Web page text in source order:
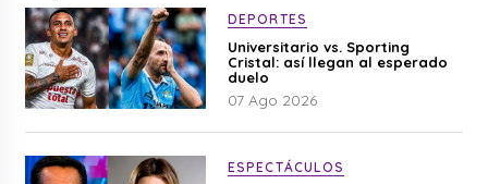
DEPORTES
Universitario vs. Sporting
Cristal: así llegan al esperado
duelo
07 Ago 2026
ESPECTÁCULOS